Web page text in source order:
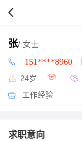
张/ 女士
151****8960
24岁
工作经验
求职意向